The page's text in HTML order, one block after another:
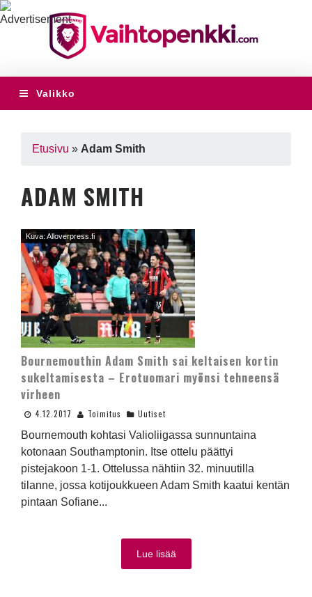
Valikko
Etusivu » Adam Smith
ADAM SMITH
Kuva: Alloverpress.fi
Bournemouthin Adam Smith sai keltaisen kortin
sukeltamisesta – Erotuomari myönsi tehneensä
virheen
4.12.2017 Toimitus Uutiset
Bournemouth kohtasi Valioliigassa sunnuntaina
kotonaan Southamptonin. Itse ottelu päättyi
pistejakoon 1-1. Ottelussa nähtiin 32. minuutilla
tilanne, jossa kotijoukkueen Adam Smith kaatui kentän
pintaan Sofiane...
Lue lisää